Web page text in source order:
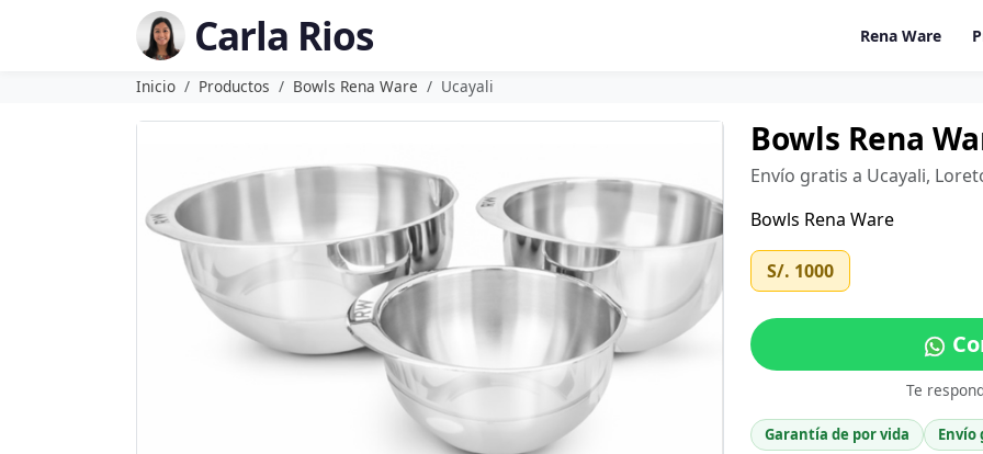
Carla Rios Rena Ware
Inicio Productos Bowls Rena Ware Ucayali
Bowls Rena
Envío gratis a Ucayali,
Bowls Rena Ware
S/. 1000
Te
Garantía de por vida Envío